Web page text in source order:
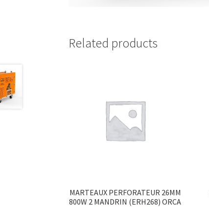
Related products
MARTEAUX PERFORATEUR 26MM
800W 2 MANDRIN (ERH268) ORCA